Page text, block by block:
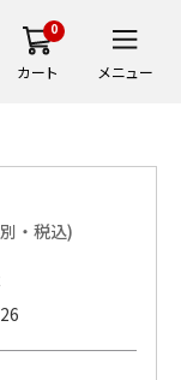
0
カート メニュー
・税込)